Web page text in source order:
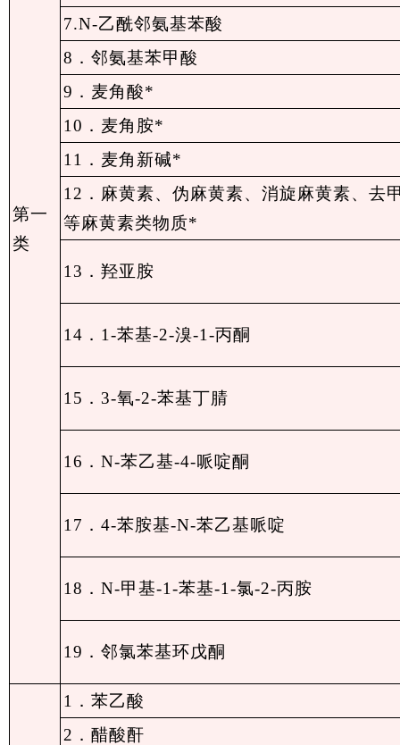
第一
类
7.N-乙酰邻氨基苯酸
8．邻氨基苯甲酸
9．麦角酸*
10．麦角胺*
11．麦角新碱*
12．麻黄素、伪麻黄素、消旋麻黄素、去
等麻黄素类物质*
13．羟亚胺
14．1-苯基-2-溴-1-丙酮
15．3-氧-2-苯基丁腈
16．N-苯乙基-4-哌啶酮
17．4-苯胺基-N-苯乙基哌啶
18．N-甲基-1-苯基-1-氯-2-丙胺
19．邻氯苯基环戊酮
1．苯乙酸
2．醋酸酐